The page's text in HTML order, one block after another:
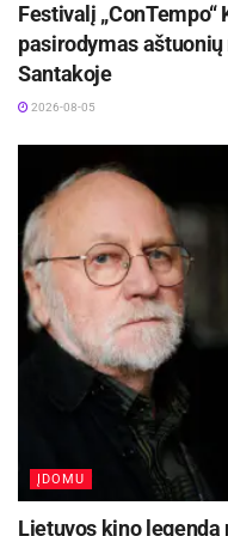
greta pusryčių
menkos
vadinama
kiekį, organizmui
specialistės,
produktais –
riebūs padažai,
kurių, vietoj 400 g
200 g. Ekspertė
įstaigose
apriboja turima
konvekcinių
patiekalus
keptuves.
Festivalį
pasirodymas
Santakoje
2026-08-05
ĮDOMU
Lietuvos kino